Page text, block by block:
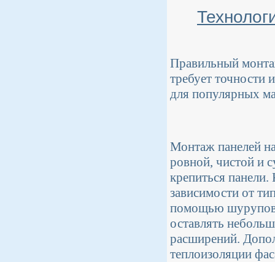
Правильный
требует точности
для популярных
Монтаж панелей
ровной, чистой и
крепиться
зависимости от
помощью шурупов
оставлять
расширений.
теплоизоляции